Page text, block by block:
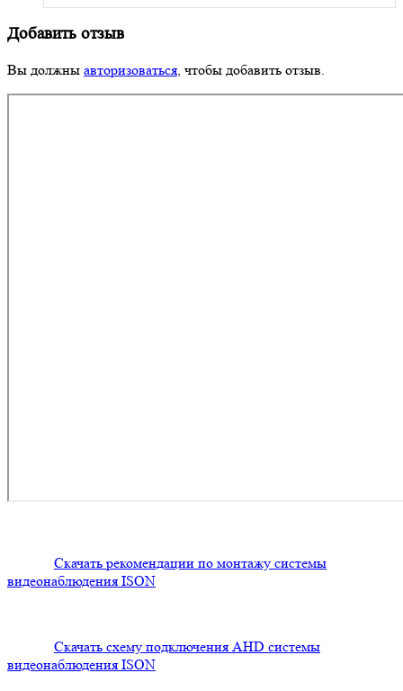
Добавить отзыв
Вы должны авторизоваться, чтобы добавить отзыв.
Скачать рекомендации по монтажу системы
видеонаблюдения ISON
Скачать схему подключения AHD системы
видеонаблюдения ISON